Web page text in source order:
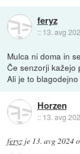
feryz
:: 13. avg
Mulca ni doma in
Če senzorji kažejo
Ali je to
Horzen
:: 13. avg
feryz je 13. avg 2024